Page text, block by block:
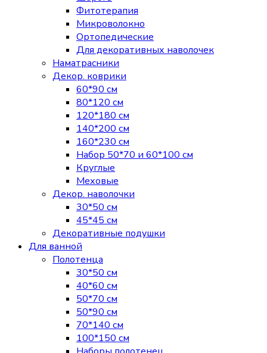
Фитотерапия
Микроволокно
Ортопедические
Для декоративных наволочек
Наматрасники
Декор. коврики
60*90 см
80*120 см
120*180 см
140*200 см
160*230 см
Набор 50*70 и 60*100 см
Круглые
Меховые
Декор. наволочки
30*50 см
45*45 см
Декоративные подушки
Для ванной
Полотенца
30*50 см
40*60 см
50*70 см
50*90 см
70*140 см
100*150 см